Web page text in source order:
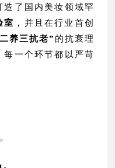
造了国内美妆领域罕
室 ，并且在行业首创
养三抗老” 的抗衰理
每一个环节都以严苛